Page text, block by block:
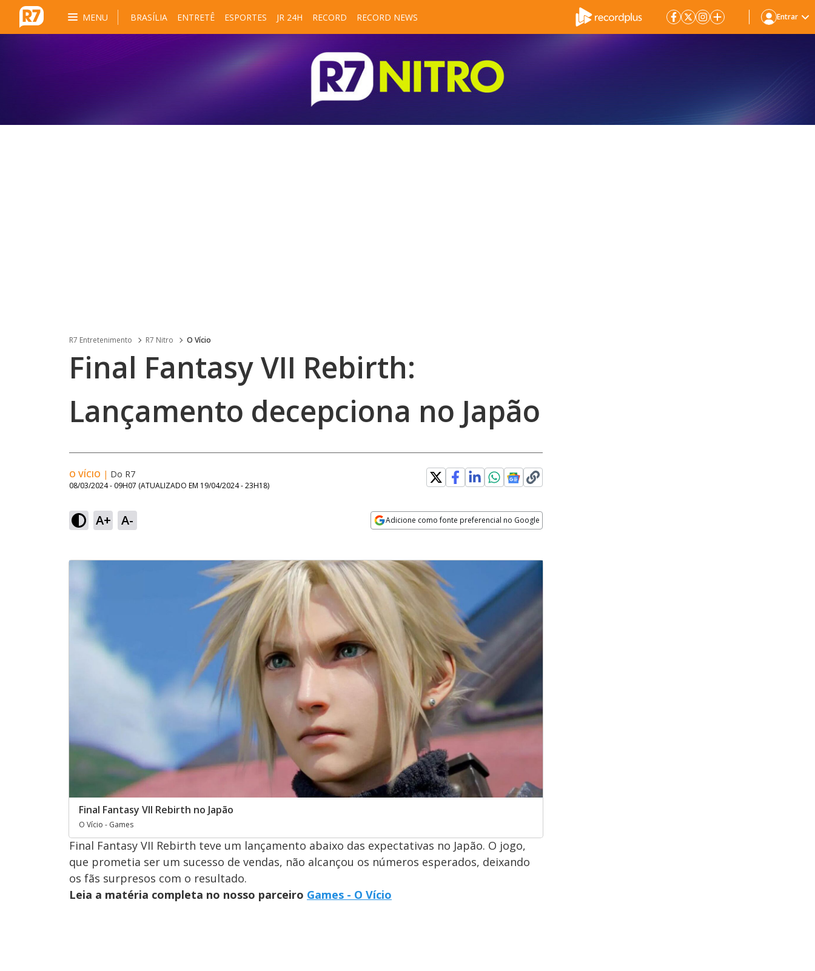
MENU BRASÍLIA ENTRETÊ ESPORTES JR 24H RECORD RECORD NEWS Entrar
R7 Entretenimento R7 Nitro O Vício
Final Fantasy VII Rebirth:
Lançamento decepciona no Japão
O VÍCIO | Do R7
08/03/2024 - 09H07 (ATUALIZADO EM 19/04/2024 - 23H18)
A+ A- Adicione como fonte preferencial no Google
Final Fantasy VII Rebirth no Japão
O Vício - Games
Final Fantasy VII Rebirth teve um lançamento abaixo das expectativas no Japão. O jogo,
que prometia ser um sucesso de vendas, não alcançou os números esperados, deixando
os fãs surpresos com o resultado.
Leia a matéria completa no nosso parceiro Games - O Vício